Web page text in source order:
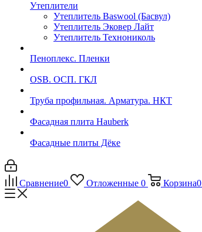
Утеплители
Утеплитель Baswool (Басвул)
Утеплитель Эковер Лайт
Утеплитель Технониколь
Пеноплекс. Пленки
OSB. ОСП. ГКЛ
Труба профильная. Арматура. НКТ
Фасадная плита Hauberk
Фасадные плиты Дёке
Сравнение0 Отложенные 0 Корзина0